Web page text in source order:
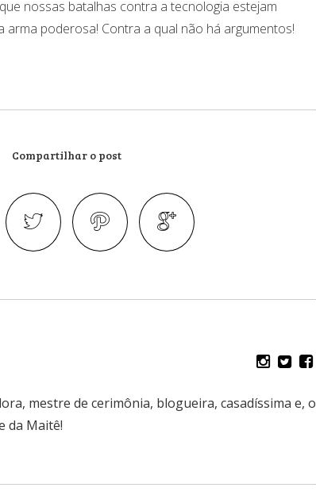
nossas batalhas contra a tecnologia estejam
arma poderosa! Contra a qual não há argumentos!
Compartilhar o post
mestre de cerimônia, blogueira, casadíssima e, o
da Maitê!